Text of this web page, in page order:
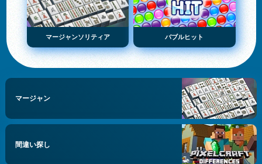
マージャンソリティア バブルヒット
マージャン
間違い探し